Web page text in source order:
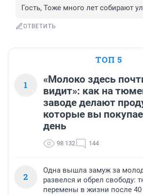
Гость, Тоже много лет собирают
ОТВЕТИТЬ
ТОП 5
1
«Молоко здесь
видит»: как на
заводе делают
которые вы
день
98 132 144
2
Одна вышла замуж за
развелся и обрел свободу:
перемены в жизни после 40